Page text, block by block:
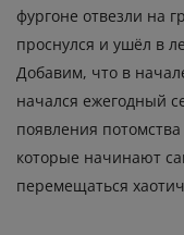
фургоне отвезли на
проснулся и ушёл в
Добавим, что в
начался ежегодный
появления
которые начинают
перемещаться